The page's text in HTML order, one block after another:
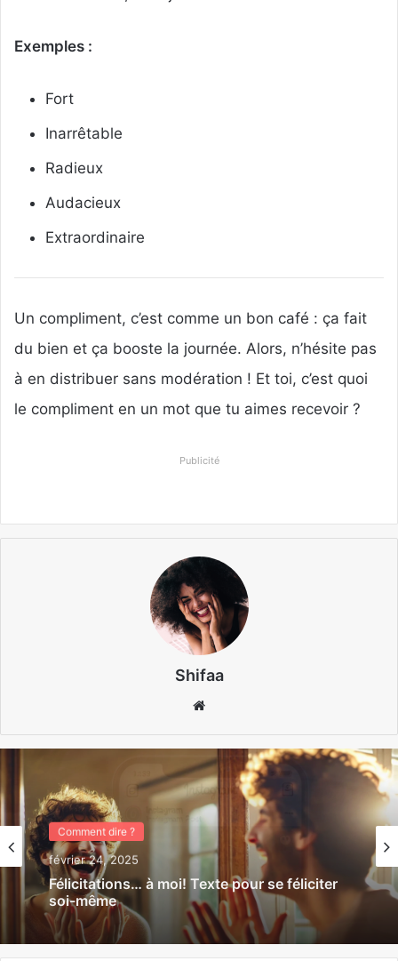
Exemples :
Fort
Inarrêtable
Radieux
Audacieux
Extraordinaire
Un compliment, c’est comme un bon café : ça fait
du bien et ça booste la journée. Alors, n’hésite pas
à en distribuer sans modération ! Et toi, c’est quoi
le compliment en un mot que tu aimes recevoir ?
Publicité
Shifaa
Website
Comment dire ?
février 13, 2025
50+ idées de commentaires pour une belle
photo d’une fille : Compliments, humour et
séduction